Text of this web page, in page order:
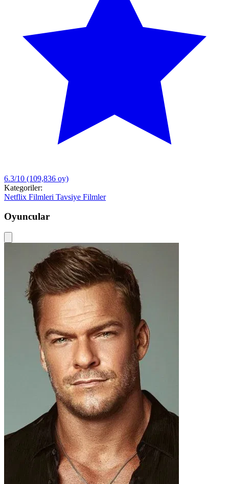
6.3/10 (109,836 oy)
Kategoriler:
Netflix Filmleri Tavsiye Filmler
Oyuncular